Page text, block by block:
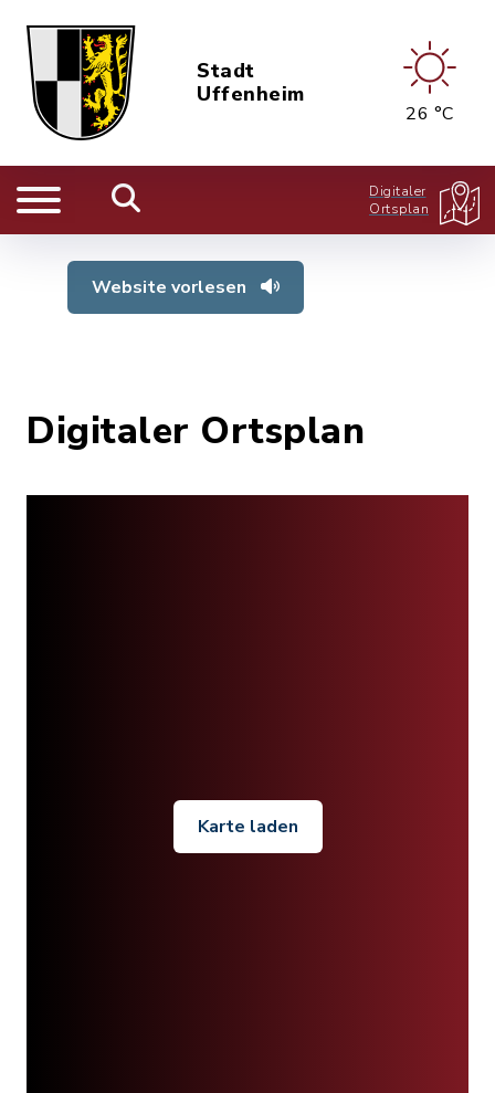
Stadt
Uffenheim
26 °C
Digitaler
Ortsplan
Website vorlesen
Digitaler Ortsplan
Karte laden